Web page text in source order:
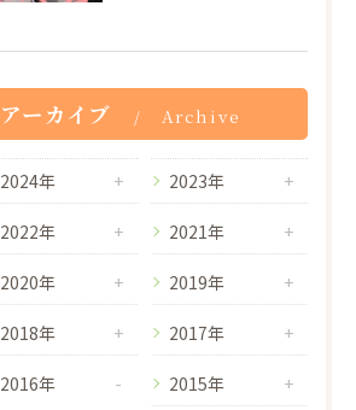
アーカイブ Archive
2024年 2023年
2022年 2021年
2020年 2019年
2018年 2017年
2016年
2015年